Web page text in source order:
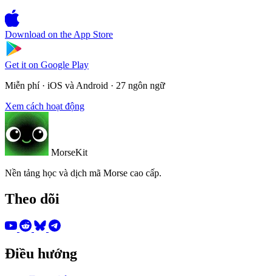
Download on the App Store
Get it on Google Play
Miễn phí · iOS và Android · 27 ngôn ngữ
Xem cách hoạt động
MorseKit
Nền tảng học và dịch mã Morse cao cấp.
Theo dõi
Điều hướng